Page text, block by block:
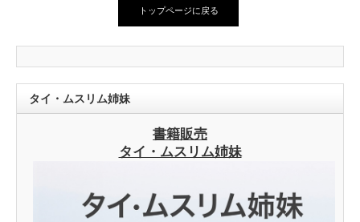
トップページに戻る
タイ・ムスリム姉妹
書籍販売
タイ・ムスリム姉妹